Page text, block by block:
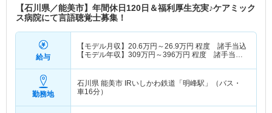
【石川県／能美市】年間休日120日＆福利厚生充実♪ケアミック
ス病院にて言語聴覚士募集！
給与
【モデル月収】 20.6万円～26.9万円 程度 諸手当込
【モデル年収】 309万円～396万円 程度 諸手当・
勤務地
石川県 能美市 IRいしかわ鉄道「明峰駅」（バス・
車16分）